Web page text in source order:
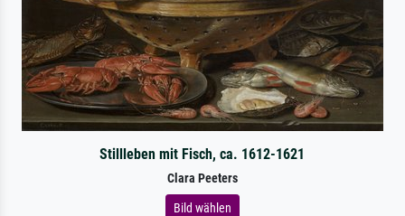
Stillleben mit Fisch, ca. 1612-1621
Clara Peeters
Bild wählen